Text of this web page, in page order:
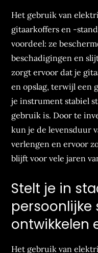
Het gebruik van
gitaarkoffers en -
voordeel: ze
beschadigingen en
zorgt ervoor dat je
en opslag, terwijl een
je instrument stabiel
gebruik is. Door te
kun je de levensduur
verlengen en ervoor
blijft voor vele jaren
Stelt je in
persoonlijke
ontwikkelen
Het gebruik van